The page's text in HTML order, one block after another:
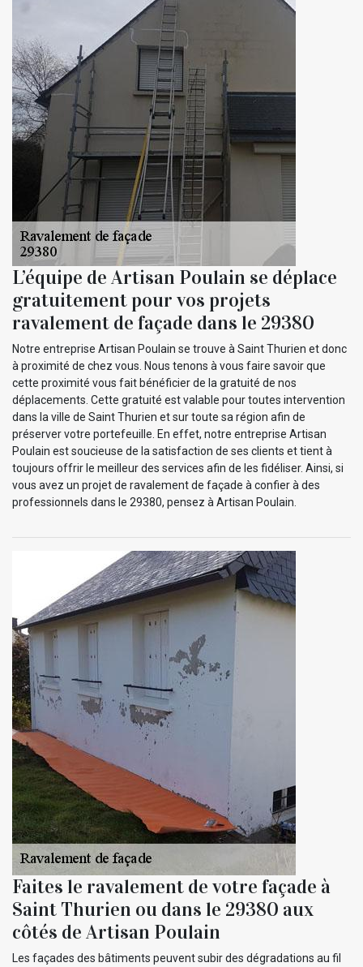
L’équipe de Artisan Poulain se déplace
gratuitement pour vos projets
ravalement de façade dans le 29380
Notre entreprise Artisan Poulain se trouve à Saint Thurien et donc
à proximité de chez vous. Nous tenons à vous faire savoir que
cette proximité vous fait bénéficier de la gratuité de nos
déplacements. Cette gratuité est valable pour toutes intervention
dans la ville de Saint Thurien et sur toute sa région afin de
préserver votre portefeuille. En effet, notre entreprise Artisan
Poulain est soucieuse de la satisfaction de ses clients et tient à
toujours offrir le meilleur des services afin de les fidéliser. Ainsi, si
vous avez un projet de ravalement de façade à confier à des
professionnels dans le 29380, pensez à Artisan Poulain.
Faites le ravalement de votre façade à
Saint Thurien ou dans le 29380 aux
côtés de Artisan Poulain
Les façades des bâtiments peuvent subir des dégradations au fil